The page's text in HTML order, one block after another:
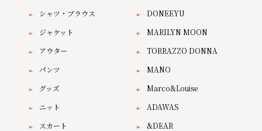
シャツ・ブラウス
ジャケット
アウター
パンツ
グッズ
ニット
スカート
DONEEYU
MARILYN MOON
TORRAZZO DONNA
MANO
Marco&Louise
ADAWAS
&DEAR